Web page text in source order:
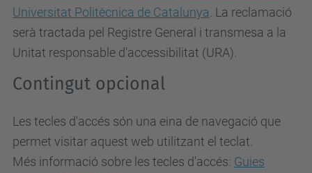
Universitat Politècnica de Catalunya . La reclamació
serà tractada pel Registre General i transmesa a la
Unitat responsable d'accessibilitat (URA).
Contingut opcional
Les tecles d'accés són una eina de navegació que
permet visitar aquest web utilitzant el teclat.
Més informació sobre les tecles d'accés: Guies